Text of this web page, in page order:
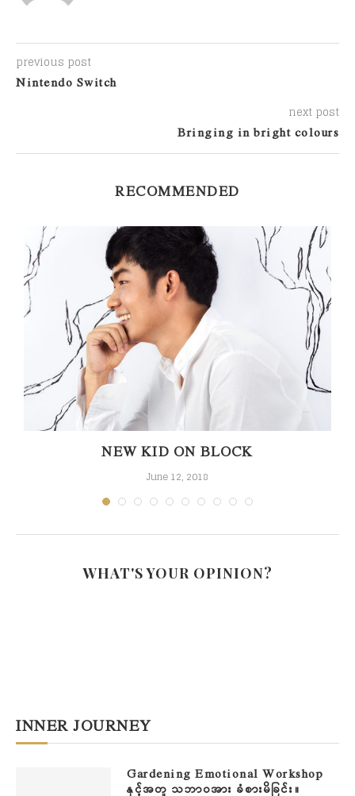
previous post
Nintendo Switch
next post
Bringing in bright colours
RECOMMENDED
NEW KID ON BLOCK
June 12, 2018
WHAT'S YOUR OPINION?
INNER JOURNEY
Gardening Emotional Workshop
နှင့်အတူ သဘာဝအား ခံစားမိခြင်း။